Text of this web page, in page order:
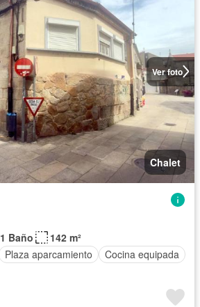
Ver foto
Chalet
1 Baño
142 m²
Plaza aparcamiento
Cocina equipada